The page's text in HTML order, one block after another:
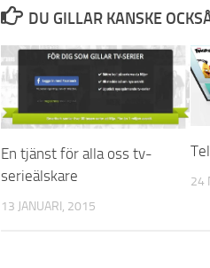
DU GILLAR KANSKE
En tjänst för alla oss tv-
serieälskare
13 JANUARI, 2015
24